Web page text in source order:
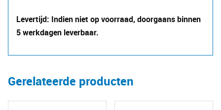
Levertijd: Indien niet op voorraad, doorgaans binnen
5 werkdagen leverbaar.
Gerelateerde producten